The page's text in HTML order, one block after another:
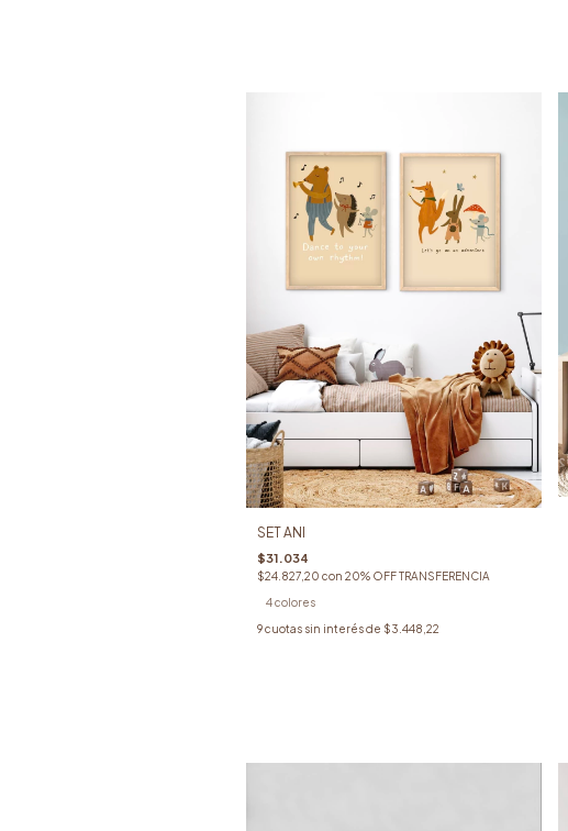
SET ANI
$31.034
$24.827,20 con 20% OFF TRANSFERENCIA
4 colores
9cuotas sin interés de $3.448,22